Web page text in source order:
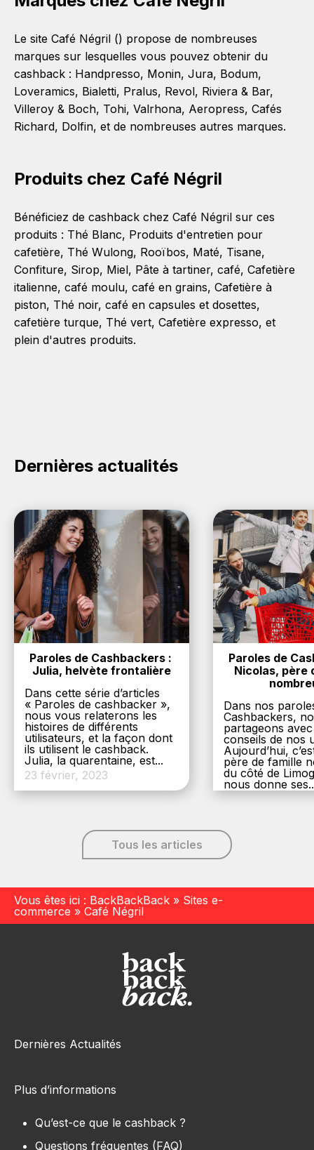
Le site Café Négril () propose de nombreuses
marques sur lesquelles vous pouvez obtenir du
cashback : Handpresso, Monin, Jura, Bodum,
Loveramics, Bialetti, Pralus, Revol, Riviera & Bar,
Villeroy & Boch, Tohi, Valrhona, Aeropress, Cafés
Richard, Dolfin, et de nombreuses autres marques.
Produits chez Café Négril
Bénéficiez de cashback chez Café Négril sur ces
produits : Thé Blanc, Produits d'entretien pour
cafetière, Thé Wulong, Rooïbos, Maté, Tisane,
Confiture, Sirop, Miel, Pâte à tartiner, café, Cafetière
italienne, café moulu, café en grains, Cafetière à
piston, Thé noir, café en capsules et dosettes,
cafetière turque, Thé vert, Cafetière expresso, et
plein d'autres produits.
Dernières actualités
Paroles de Cashbackers :
Julia, helvète frontalière
Dans cette série d’articles
« Paroles de cashbacker »,
nous vous relaterons les
histoires de différents
utilisateurs, et la façon dont
ils utilisent le cashback.
Julia, la quarentaine, est...
23 février, 2023
Paroles de
Nicolas, père
Dans nos
Cashbackers,
partageons
conseils de nos
Aujourd’hui,
père de famille
du côté de
nous donne
Tous les articles
Vous êtes ici : BackBackBack » Sites e-
commerce » Café Négril
Dernières Actualités
Plus d’informations
Qu’est-ce que le cashback ?
Questions fréquentes (FAQ)